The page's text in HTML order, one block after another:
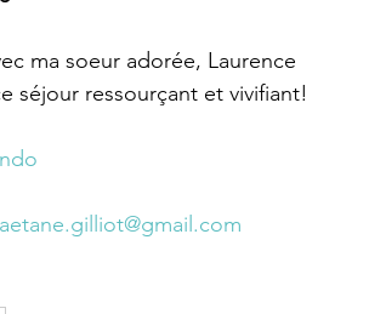
ma soeur adorée, Laurence
séjour ressourçant et vivifiant!